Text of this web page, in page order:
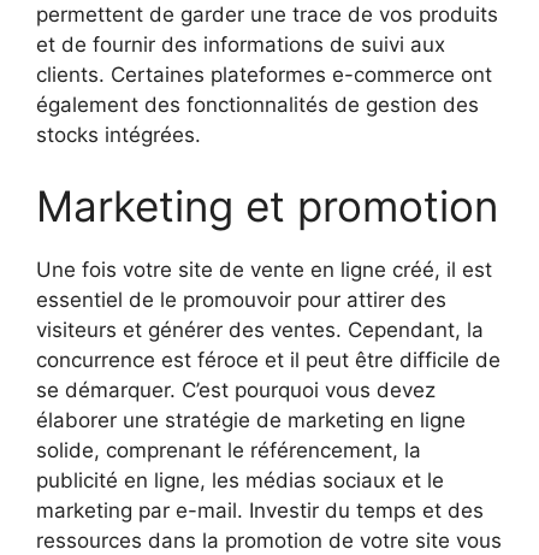
permettent de garder une trace de vos produits
et de fournir des informations de suivi aux
clients. Certaines plateformes e-commerce ont
également des fonctionnalités de gestion des
stocks intégrées.
Marketing et promotion
Une fois votre site de vente en ligne créé, il est
essentiel de le promouvoir pour attirer des
visiteurs et générer des ventes. Cependant, la
concurrence est féroce et il peut être difficile de
se démarquer. C’est pourquoi vous devez
élaborer une stratégie de marketing en ligne
solide, comprenant le référencement, la
publicité en ligne, les médias sociaux et le
marketing par e-mail. Investir du temps et des
ressources dans la promotion de votre site vous